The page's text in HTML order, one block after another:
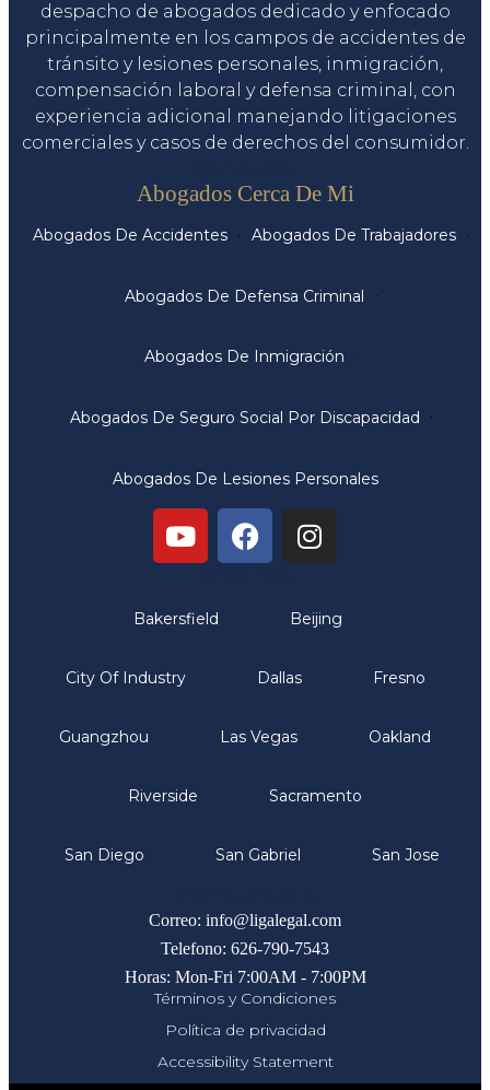
despacho de abogados dedicado y enfocado
principalmente en los campos de accidentes de
tránsito y lesiones personales, inmigración,
compensación laboral y defensa criminal, con
experiencia adicional manejando litigaciones
comerciales y casos de derechos del consumidor.
Abogados Cerca De Mi
Abogados De Accidentes Abogados De Trabajadores
Abogados De Defensa Criminal
Abogados De Inmigración
Abogados De Seguro Social Por Discapacidad
Abogados De Lesiones Personales
Bakersfield Beijing
City Of Industry Dallas Fresno
Guangzhou Las Vegas Oakland
Riverside Sacramento
San Diego San Gabriel San Jose
Correo: info@ligalegal.com
Telefono: 626-790-7543
Horas: Mon-Fri 7:00AM - 7:00PM
Términos y Condiciones
Política de privacidad
Accessibility Statement